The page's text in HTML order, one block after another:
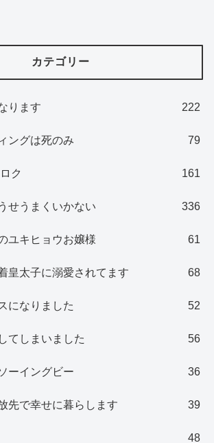
カテゴリー
ります 222
ングは死のみ 79
ク 161
せうまくいかない 336
ユキヒョウお嬢様 61
皇太子に溺愛されてます 68
になりました 52
てしまいました 56
ーイングビー 36
先で幸せに暮らします 39
48